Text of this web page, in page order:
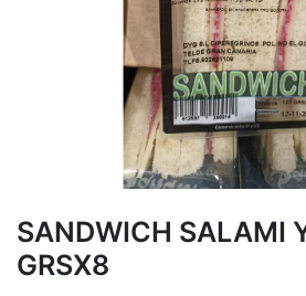
SANDWICH SALAMI
GRSX8